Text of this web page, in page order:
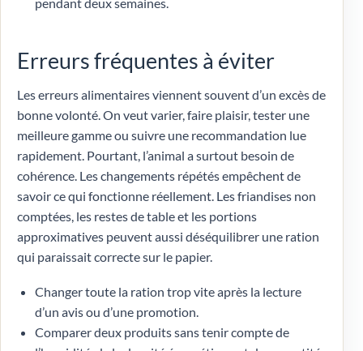
Erreurs fréquentes à éviter
Les erreurs alimentaires viennent souvent d’un excès de
bonne volonté. On veut varier, faire plaisir, tester une
meilleure gamme ou suivre une recommandation lue
rapidement. Pourtant, l’animal a surtout besoin de
cohérence. Les changements répétés empêchent de
savoir ce qui fonctionne réellement. Les friandises non
comptées, les restes de table et les portions
approximatives peuvent aussi déséquilibrer une ration
qui paraissait correcte sur le papier.
Changer toute la ration trop vite après la lecture
d’un avis ou d’une promotion.
Comparer deux produits sans tenir compte de